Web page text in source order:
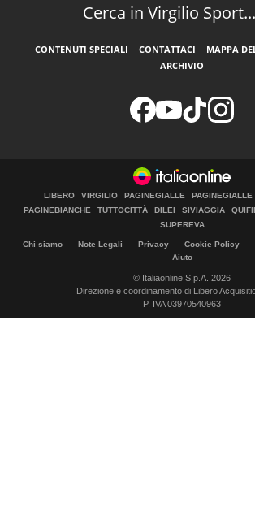
Cerca in Virgilio Sport...
CONTENUTI SPECIALI CONTATTACI MAPPA
ARCHIVIO
LIBERO VIRGILIO PAGINEGIALLE PAGINEGIALLE
PAGINEBIANCHE
TUTTOCITTÀ DILEI SIVIAGGIA
SUPEREVA
Chi siamo Note Legali Privacy Cookie Policy
Aiuto
© Italiaonline S.p.A. 2026
Direzione e coordinamento di Libero
P. IVA 03970540963